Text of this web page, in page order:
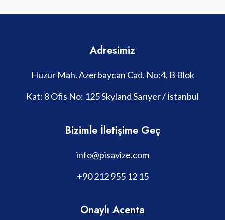
Adresimiz
Huzur Mah. Azerbaycan Cad. No:4, B Blok
Kat: 8 Ofis No: 125 Skyland Sarıyer / İstanbul
Bizimle İletişime Geç
info@pisavize.com
+90 212 955 12 15
Onaylı Acenta